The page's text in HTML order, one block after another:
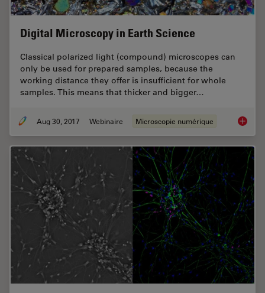
Digital Microscopy in Earth Science
Classical polarized light (compound) microscopes can
only be used for prepared samples, because the
working distance they offer is insufficient for whole
samples. This means that thicker and bigger…
Aug 30, 2017 Webinaire Microscopie numérique Digital